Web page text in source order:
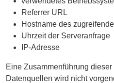
Referrer URL
Hostname des
Uhrzeit der Serveranfrage
IP-Adresse
Eine Zusammenführung
Datenquellen wird nicht